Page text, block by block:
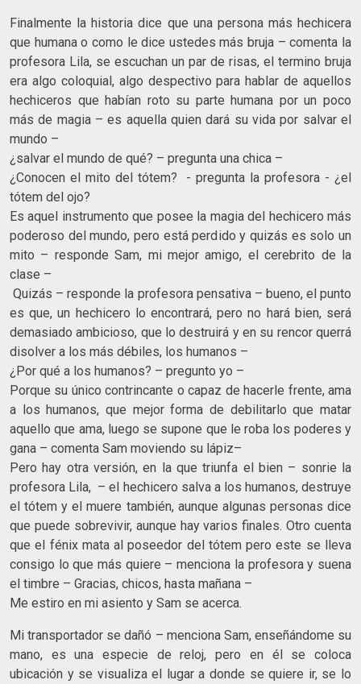
Finalmente la historia dice que una persona más hechicera
que humana o como le dice ustedes más bruja – comenta la
profesora Lila, se escuchan un par de risas, el termino bruja
era algo coloquial, algo despectivo para hablar de aquellos
hechiceros que habían roto su parte humana por un poco
más de magia – es aquella quien dará su vida por salvar el
mundo –
¿salvar el mundo de qué? – pregunta una chica –
¿Conocen el mito del tótem? - pregunta la profesora - ¿el
tótem del ojo?
Es aquel instrumento que posee la magia del hechicero más
poderoso del mundo, pero está perdido y quizás es solo un
mito – responde Sam, mi mejor amigo, el cerebrito de la
clase –
Quizás – responde la profesora pensativa – bueno, el punto
es que, un hechicero lo encontrará, pero no hará bien, será
demasiado ambicioso, que lo destruirá y en su rencor querrá
disolver a los más débiles, los humanos –
¿Por qué a los humanos? – pregunto yo –
Porque su único contrincante o capaz de hacerle frente, ama
a los humanos, que mejor forma de debilitarlo que matar
aquello que ama, luego se supone que le roba los poderes y
gana – comenta Sam moviendo su lápiz–
Pero hay otra versión, en la que triunfa el bien – sonrie la
profesora Lila, – el hechicero salva a los humanos, destruye
el tótem y el muere también, aunque algunas personas dice
que puede sobrevivir, aunque hay varios finales. Otro cuenta
que el fénix mata al poseedor del tótem pero este se lleva
consigo lo que más quiere – menciona la profesora y suena
el timbre – Gracias, chicos, hasta mañana –
Me estiro en mi asiento y Sam se acerca.
Mi transportador se dañó – menciona Sam, enseñándome su
mano, es una especie de reloj, pero en él se coloca
ubicación y se visualiza el lugar a donde se quiere ir, se lo